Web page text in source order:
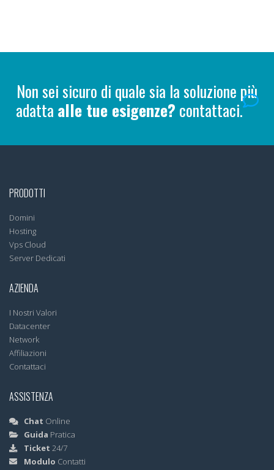
Non sei sicuro di quale sia la soluzione più
adatta alle tue esigenze? contattaci.
PRODOTTI
Domini
Hosting
Vps Cloud
Server Dedicati
AZIENDA
I Nostri Valori
Datacenter
Network
Affiliazioni
Contattaci
ASSISTENZA
Chat Online
Guida Pratica
Ticket 24/7
Modulo Contatti